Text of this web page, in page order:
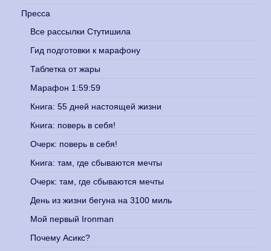
Пресса
Все рассылки Стутишила
Гид подготовки к марафону
Таблетка от жары
Марафон 1:59:59
Книга: 55 дней настоящей жизни
Книга: поверь в себя!
Очерк: поверь в себя!
Книга: там, где сбываются мечты
Очерк: там, где сбываются мечты
День из жизни бегуна на 3100 миль
Мой первый Ironman
Почему Асикс?